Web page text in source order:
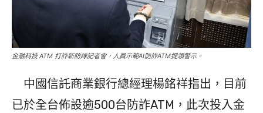
金融科技 ATM 打詐新防線記者會，人員示範AI防詐ATM提領警示。
中國信託商業銀行總經理楊銘祥指出，目前
已於全台佈設逾500台防詐ATM，此次投入金